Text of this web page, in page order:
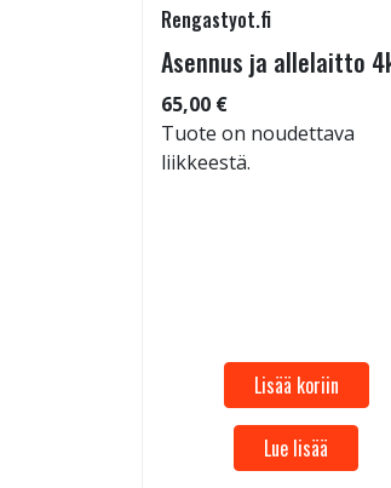
Rengastyot.fi
Asennus ja allelaitto
65,00 €
Tuote on noudettava
liikkeestä.
Lisää koriin
Lue lisää